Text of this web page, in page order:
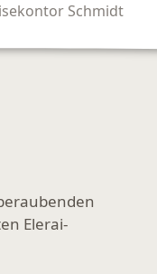
Schmidt
Elerai-